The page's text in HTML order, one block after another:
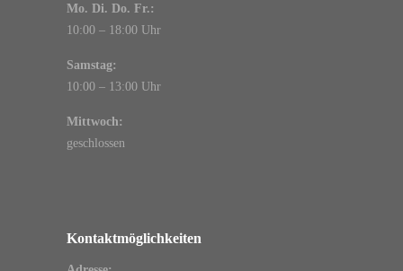
Mo. Di. Do. Fr.:
10:00 – 18:00 Uhr
Samstag:
10:00 – 13:00 Uhr
Mittwoch:
geschlossen
Kontaktmöglichkeiten